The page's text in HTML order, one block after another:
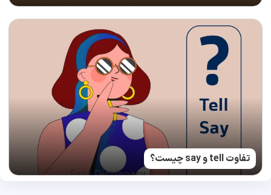
تفاوت tell و say چیست؟